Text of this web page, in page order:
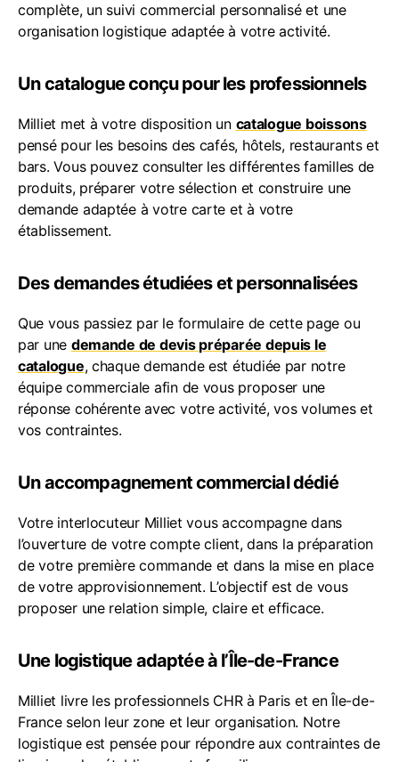
complète, un suivi commercial personnalisé et une
organisation logistique adaptée à votre activité.
Un catalogue conçu pour les professionnels
Milliet met à votre disposition un catalogue boissons
pensé pour les besoins des cafés, hôtels, restaurants et
bars. Vous pouvez consulter les différentes familles de
produits, préparer votre sélection et construire une
demande adaptée à votre carte et à votre
établissement.
Des demandes étudiées et personnalisées
Que vous passiez par le formulaire de cette page ou
par une demande de devis préparée depuis le
catalogue, chaque demande est étudiée par notre
équipe commerciale afin de vous proposer une
réponse cohérente avec votre activité, vos volumes et
vos contraintes.
Un accompagnement commercial dédié
Votre interlocuteur Milliet vous accompagne dans
l’ouverture de votre compte client, dans la préparation
de votre première commande et dans la mise en place
de votre approvisionnement. L’objectif est de vous
proposer une relation simple, claire et efficace.
Une logistique adaptée à l’Île-de-France
Milliet livre les professionnels CHR à Paris et en Île-de-
France selon leur zone et leur organisation. Notre
logistique est pensée pour répondre aux contraintes de